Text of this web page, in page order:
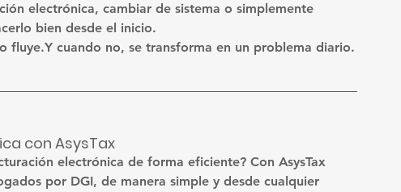
electrónica, cambiar de sistema o simplemente
bien desde el inicio.
fluye.Y cuando no, se transforma en un problema diario.
con AsysTax
electrónica de forma eficiente? Con AsysTax
por DGI, de manera simple y desde cualquier